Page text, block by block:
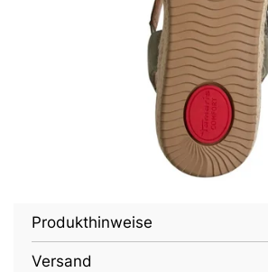
Produkthinweise
Versand